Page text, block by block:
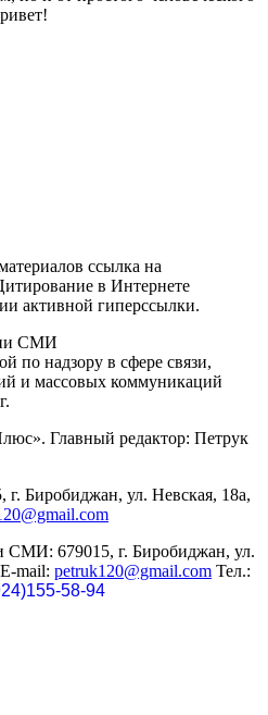
ссылка на
в Интернете
активной гиперссылки.
СМИ
по надзору в сфере связи,
и массовых коммуникаций
Главный редактор: Петрук
Биробиджан, ул. Невская, 18а,
СМИ: 679015, г. Биробиджан, ул.
mail: petruk120@gmail.com Тел.:
58-94